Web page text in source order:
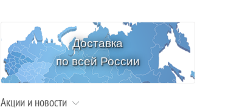
Доставка
по всей России
Акции и новости